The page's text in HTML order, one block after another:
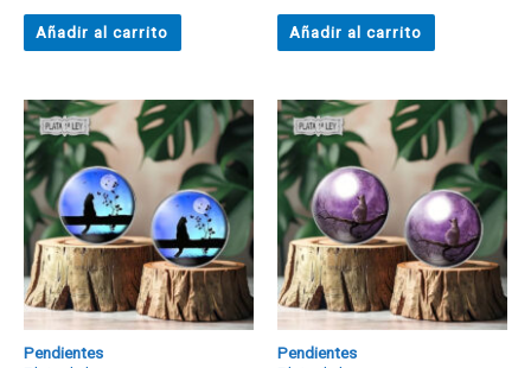
Añadir al carrito Añadir al carrito
Pendientes
Pendientes